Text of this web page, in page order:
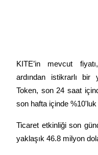
Bilgi
Ticaret bilgileri vb.
KITE’in mevcut
ardından istikrarlı bir
Token, son 24 saat
son hafta içinde %10'luk
Ticaret etkinliği son
yaklaşık 46.8 milyon